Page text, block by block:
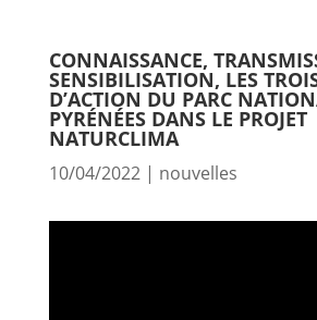
CONNAISSANCE,
SENSIBILISATION, LES
D’ACTION DU PARC
PYRÉNÉES DANS LE PROJET
NATURCLIMA
10/04/2022| nouvelles